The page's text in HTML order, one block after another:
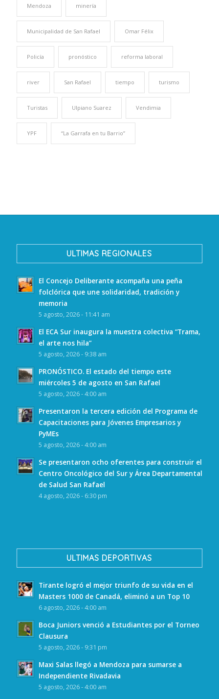
Mendoza minería
Municipalidad de San Rafael Omar Félix
Policía pronóstico reforma laboral
river San Rafael tiempo turismo
Turistas Ulpiano Suarez Vendimia
YPF “La Garrafa en tu Barrio”
ULTIMAS REGIONALES
El Concejo Deliberante acompaña una peña
folclórica que une solidaridad, tradición y
memoria
5 agosto, 2026 - 11:41 am
El ECA Sur inaugura la muestra colectiva “Trama,
el arte nos hila”
5 agosto, 2026 - 9:38 am
PRONÓSTICO. El estado del tiempo este
miércoles 5 de agosto en San Rafael
5 agosto, 2026 - 4:00 am
Presentaron la tercera edición del Programa de
Capacitaciones para Jóvenes Empresarios y
PyMEs
5 agosto, 2026 - 4:00 am
Se presentaron ocho oferentes para construir el
Centro Oncológico del Sur y Área Departamental
de Salud San Rafael
4 agosto, 2026 - 6:30 pm
ULTIMAS DEPORTIVAS
Tirante logró el mejor triunfo de su vida en el
Masters 1000 de Canadá, eliminó a un Top 10
6 agosto, 2026 - 4:00 am
Boca Juniors venció a Estudiantes por el Torneo
Clausura
5 agosto, 2026 - 9:31 pm
Maxi Salas llegó a Mendoza para sumarse a
Independiente Rivadavia
5 agosto, 2026 - 4:00 am